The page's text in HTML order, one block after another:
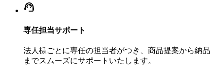
support_agent
専任担当サポート
法人様ごとに専任の担当者がつき、商品提案から納品
までスムーズにサポートいたします。